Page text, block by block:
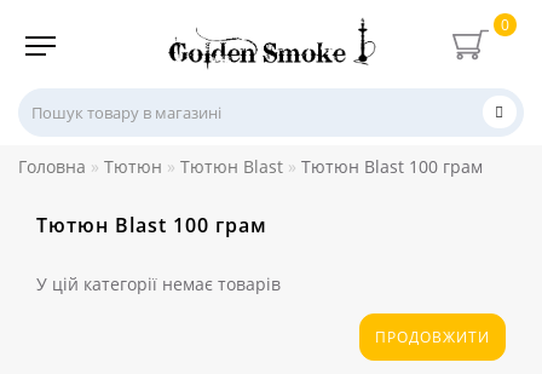
0
Головна Тютюн Тютюн Blast Тютюн Blast 100 грам
Тютюн Blast 100 грам
У цій категорії немає товарів
ПРОДОВЖИТИ